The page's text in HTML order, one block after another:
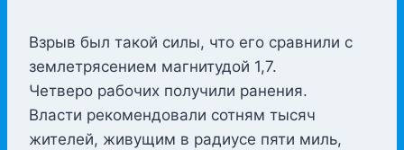
Взрыв был такой силы, что его сравнили с
землетрясением магнитудой 1,7.
Четверо рабочих получили ранения.
Власти рекомендовали сотням тысяч
жителей, живущим в радиусе пяти миль,